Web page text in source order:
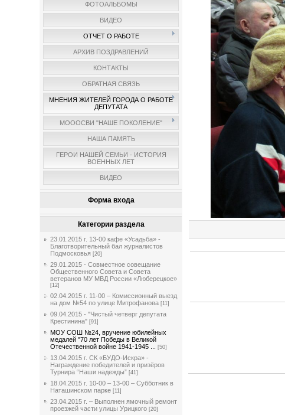
ФОТОАЛЬБОМЫ
ВИДЕО
ОТЧЕТ О РАБОТЕ
АРХИВ ПОЗДРАВЛЕНИЙ
КОНТАКТЫ
ОБРАТНАЯ СВЯЗЬ
МНЕНИЯ ЖИТЕЛЕЙ ГОРОДА О РАБОТЕ
ДЕПУТАТА
МОООСВИ "НАШЕ ПОКОЛЕНИЕ"
НАША ПАМЯТЬ
ГЕРОИ НАШЕЙ СЕМЬИ - ИСТОРИЯ
ВОЕННЫХ ЛЕТ
ВИДЕО
Форма входа
Категории раздела
23.01.2015 г. 13-00 кафе «Усадьба» -
Благотворительный бал журналистов
Подмосковья [20]
29.01.2015 - Совместное совещание
Общественного Совета и Совета
ветеранов МУ МВД России «Люберецкое»
[12]
02.04.2015 г. 11-00 – Комиссионный выезд
на дом №54 по улице Митрофанова [11]
09.04.2015 - "Чистый четверг депутата
Крестинина" [91]
МОУ СОШ №24, вручение юбилейных
медалей "70 лет Победы в Великой
Отечественной войне 1941-1945 ...
[50]
13.04.2015 г. СК «БУДО-Искра» -
Награждение победителей и призёров
Турнира “Наши надежды” [41]
18.04.2015 г. 10-00 – 13-00 – Субботник в
Наташинском парке [11]
23.04.2015 г. – Выполнен ямочный ремонт
проезжей части улицы Урицкого [20]